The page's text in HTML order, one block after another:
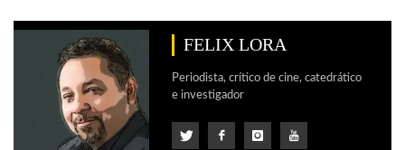
FELIX LORA
Periodista, crítico de cine, catedrático
e investigador